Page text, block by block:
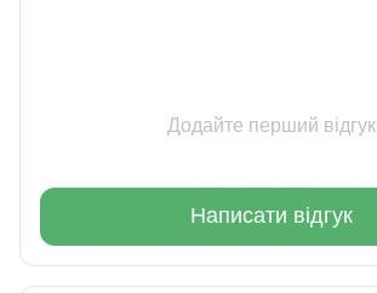
Додайте перший відгук
Написати відгук